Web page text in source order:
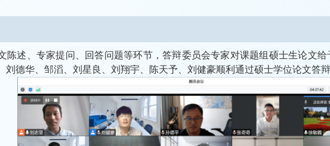
陈述、专家提问、回答问题等环节，答辩委员会专家对课题组硕士生论文
刘德华、邹滔、刘星良、刘翔宇、陈天予、刘健豪顺利通过硕士学位论文答